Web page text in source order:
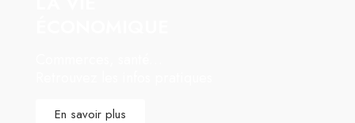
En savoir plus